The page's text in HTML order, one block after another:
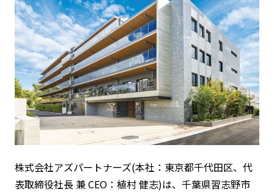
株式会社アズパートナーズ(本社：東京都千代田区、代
表取締役社長 兼 CEO：植村 健志)は、千葉県習志野市